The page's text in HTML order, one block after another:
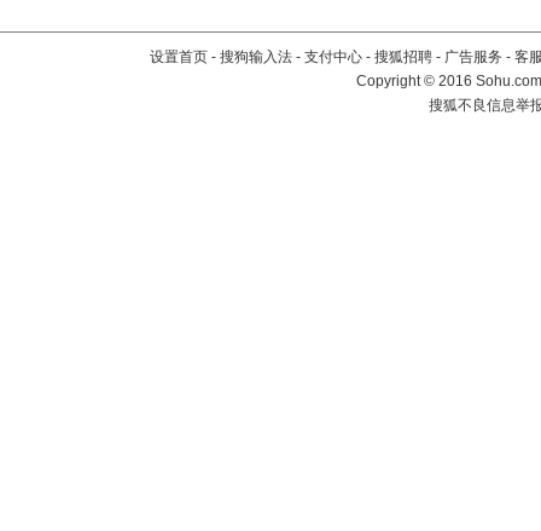
设置首页 - 搜狗输入法 - 支付中心 - 搜狐招聘 - 广告服务 - 客
Copyright©2016
搜狐不良信息举